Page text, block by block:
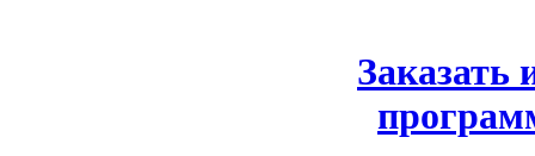
Заказать